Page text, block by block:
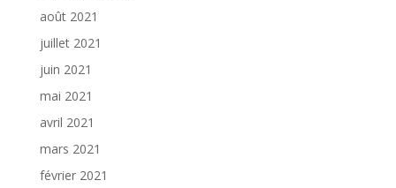
août 2021
juillet 2021
juin 2021
mai 2021
avril 2021
mars 2021
février 2021